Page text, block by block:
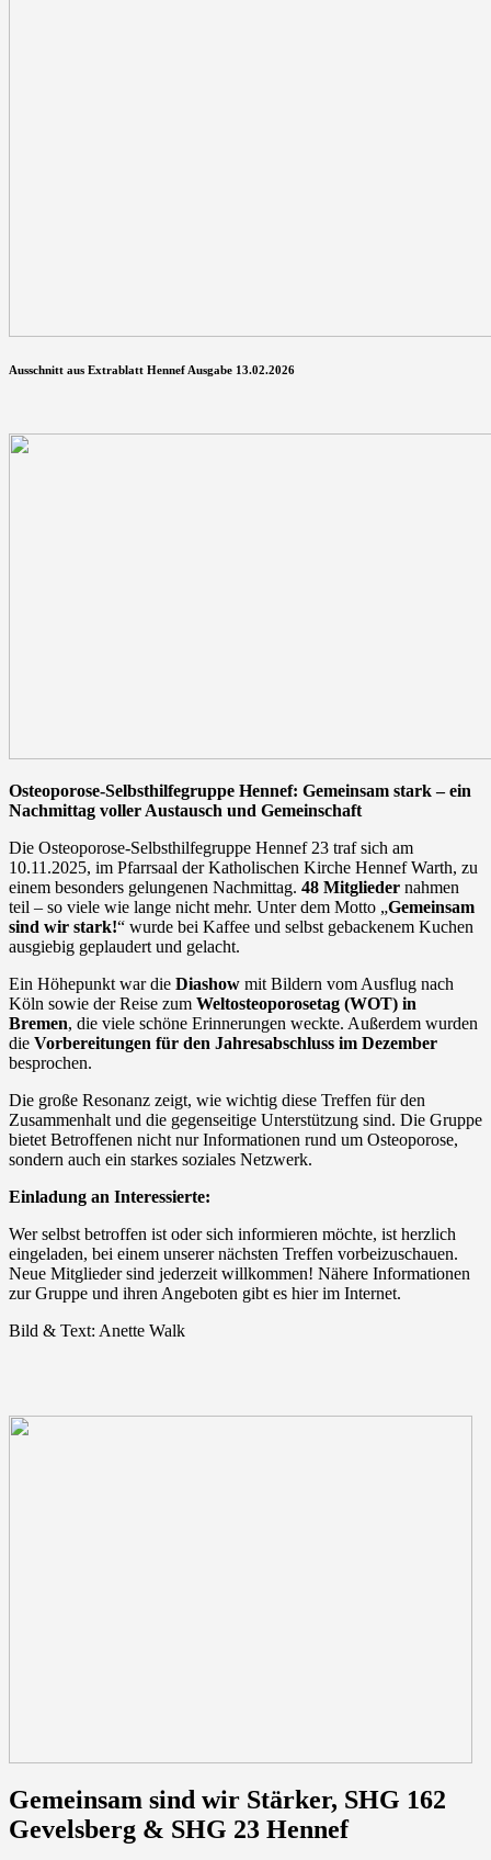
Ausschnitt aus Extrablatt Hennef Ausgabe 13.02.2026
Osteoporose-Selbsthilfegruppe Hennef: Gemeinsam stark – ein
Nachmittag voller Austausch und Gemeinschaft
Die Osteoporose-Selbsthilfegruppe Hennef 23 traf sich am
10.11.2025, im Pfarrsaal der Katholischen Kirche Hennef Warth, zu
einem besonders gelungenen Nachmittag. 48 Mitglieder nahmen
teil – so viele wie lange nicht mehr. Unter dem Motto „Gemeinsam
sind wir stark!“ wurde bei Kaffee und selbst gebackenem Kuchen
ausgiebig geplaudert und gelacht.
Ein Höhepunkt war die Diashow mit Bildern vom Ausflug nach
Köln sowie der Reise zum Weltosteoporosetag (WOT) in
Bremen, die viele schöne Erinnerungen weckte. Außerdem wurden
die Vorbereitungen für den Jahresabschluss im Dezember
besprochen.
Die große Resonanz zeigt, wie wichtig diese Treffen für den
Zusammenhalt und die gegenseitige Unterstützung sind. Die Gruppe
bietet Betroffenen nicht nur Informationen rund um Osteoporose,
sondern auch ein starkes soziales Netzwerk.
Einladung an Interessierte:
Wer selbst betroffen ist oder sich informieren möchte, ist herzlich
eingeladen, bei einem unserer nächsten Treffen vorbeizuschauen.
Neue Mitglieder sind jederzeit willkommen! Nähere Informationen
zur Gruppe und ihren Angeboten gibt es hier im Internet.
Bild & Text: Anette Walk
Gemeinsam sind wir Stärker, SHG 162
Gevelsberg & SHG 23 Hennef